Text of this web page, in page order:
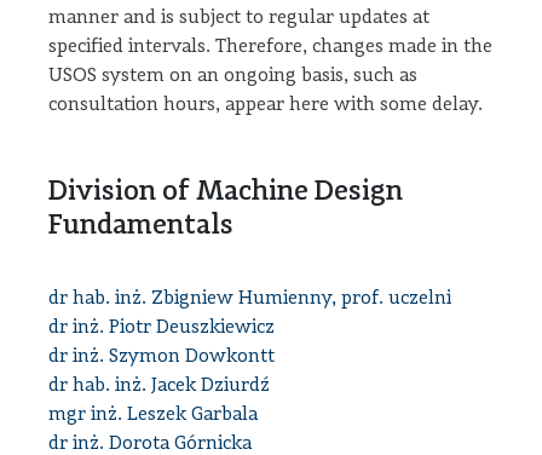
manner and is subject to regular updates at
specified intervals. Therefore, changes made in the
USOS system on an ongoing basis, such as
consultation hours, appear here with some delay.
Division of Machine Design
Fundamentals
dr hab. inż. Zbigniew Humienny, prof. uczelni
dr inż. Piotr Deuszkiewicz
dr inż. Szymon Dowkontt
dr hab. inż. Jacek Dziurdź
mgr inż. Leszek Garbala
dr inż. Dorota Górnicka